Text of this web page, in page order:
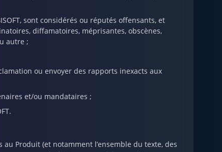
sont considérés ou réputés offensants, et
diffamatoires, méprisantes, obscènes,
autre ;
ou envoyer des rapports inexacts aux
et/ou mandataires ;
Produit (et notamment l’ensemble du texte, des